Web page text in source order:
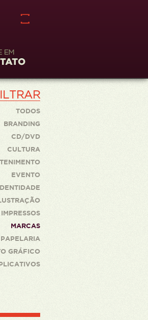
TODOS
BRANDING
CD/DVD
CULTURA
EVENTO
IMPRESSOS
MARCAS
PAPELARIA
GRÁFICO